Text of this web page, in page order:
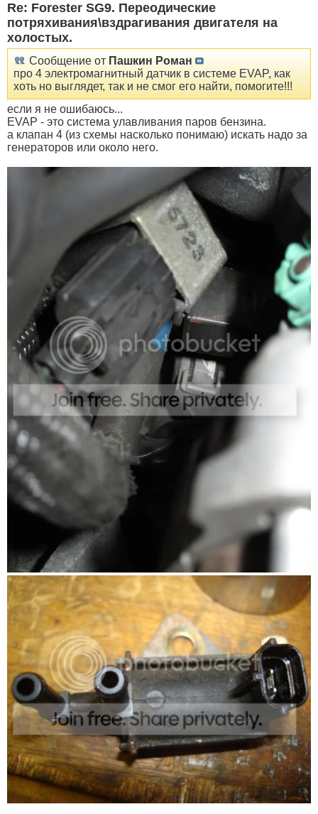
Re: Forester SG9. Переодические
потряхивания\вздрагивания двигателя на
холостых.
Сообщение от Пашкин Роман
про 4 электромагнитный датчик в системе EVAP, как
хоть но выглядет, так и не смог его найти, помогите!!!
если я не ошибаюсь...
EVAP - это система улавливания паров бензина.
а клапан 4 (из схемы насколько понимаю) искать надо за
генераторов или около него.